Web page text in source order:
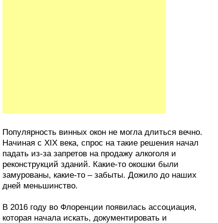
Популярность винных окон не могла длиться вечно.
Начиная с XIX века, спрос на такие решения начал
падать из-за запретов на продажу алкоголя и
реконструкций зданий. Какие-то окошки были
замурованы, какие-то – забыты. Дожило до наших
дней меньшинство.
В 2016 году во Флоренции появилась ассоциация,
которая начала искать, документировать и